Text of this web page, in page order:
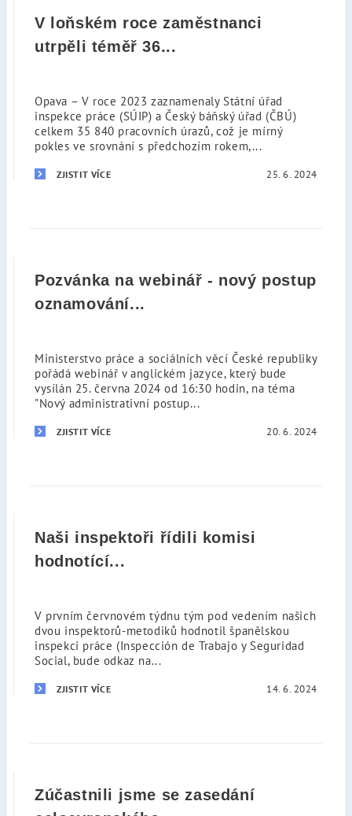
V loňském roce zaměstnanci
utrpěli téměř 36...
Opava – V roce 2023 zaznamenaly Státní úřad
inspekce práce (SÚIP) a Český báňský úřad (ČBÚ)
celkem 35 840 pracovních úrazů, což je mírný
pokles ve srovnání s předchozím rokem,...
ZJISTIT VÍCE 25. 6. 2024
Pozvánka na webinář - nový postup
oznamování...
Ministerstvo práce a sociálních věcí České republiky
pořádá webinář v anglickém jazyce, který bude
vysílán 25. června 2024 od 16:30 hodin, na téma
"Nový administrativní postup...
ZJISTIT VÍCE 20. 6. 2024
Naši inspektoři řídili komisi
hodnotící...
V prvním červnovém týdnu tým pod vedením našich
dvou inspektorů-metodiků hodnotil španělskou
inspekci práce (Inspección de Trabajo y Seguridad
Social, bude odkaz na...
ZJISTIT VÍCE 14. 6. 2024
Zúčastnili jsme se zasedání